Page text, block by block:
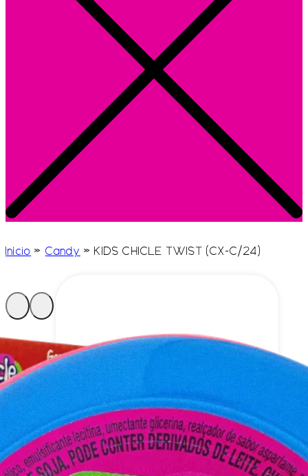
Início » Candy »KIDS CHICLE TWIST (CX-C/24)